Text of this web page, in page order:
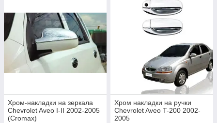
Хром-накладки на зеркала
Chevrolet Aveo I-II 2002-2005
(Cromax)
Хром накладки на ручки
Chevrolet Aveo T-200 2002-
2005